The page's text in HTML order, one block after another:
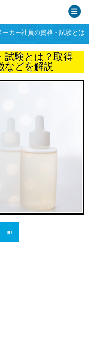
ーカー社員の資格・試験とは
試験とは？取得
などを解説